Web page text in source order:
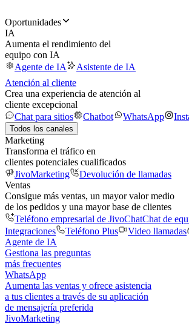
Oportunidades
IA
Aumenta el rendimiento del
equipo con IA
Agente de IA
Asistente de IA
Atención al cliente
Crea una experiencia de atención al
cliente excepcional
Chat para sitios
Chatbot WhatsApp
Todos los canales
Marketing
Transforma el tráfico en
clientes potenciales cualificados
JivoMarketing
Devolución de llamadas
Ventas
Consigue más ventas, un mayor valor medio
de los pedidos y una mayor base de clientes
Teléfono empresarial de JivoChatChat de
Integraciones
Teléfono Plus Video llamadas
Agente de IA
Gestiona las preguntas
más frecuentes
WhatsApp
Aumenta las ventas y ofrece asistencia
a tus clientes a través de su aplicación
de mensajería preferida
JivoMarketing